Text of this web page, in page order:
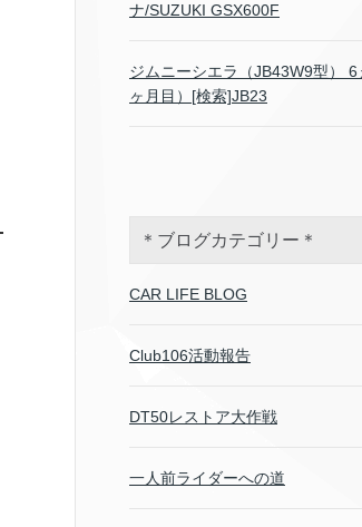
ナ/SUZUKI GSX600F
ジムニーシエラ（JB43W9型）
ヶ月目）[検索]JB23
＊ブログカテゴリー＊
CAR LIFE BLOG
Club106活動報告
DT50レストア大作戦
一人前ライダーへの道